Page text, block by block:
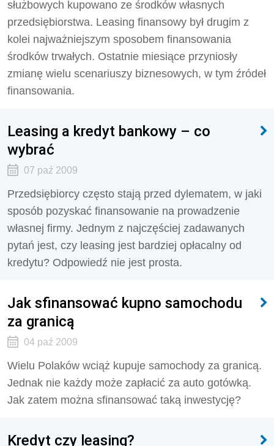
służbowych kupowano ze środków własnych
przedsiębiorstwa. Leasing finansowy był drugim z
kolei najważniejszym sposobem finansowania
środków trwałych. Ostatnie miesiące przyniosły
zmianę wielu scenariuszy biznesowych, w tym źródeł
finansowania.
Leasing a kredyt bankowy – co
wybrać
07 paź 2009
Przedsiębiorcy często stają przed dylematem, w jaki
sposób pozyskać finansowanie na prowadzenie
własnej firmy. Jednym z najczęściej zadawanych
pytań jest, czy leasing jest bardziej opłacalny od
kredytu? Odpowiedź nie jest prosta.
Jak sfinansować kupno samochodu
za granicą
04 paź 2009
Wielu Polaków wciąż kupuje samochody za granicą.
Jednak nie każdy może zapłacić za auto gotówką.
Jak zatem można sfinansować taką inwestycję?
Kredyt czy leasing?